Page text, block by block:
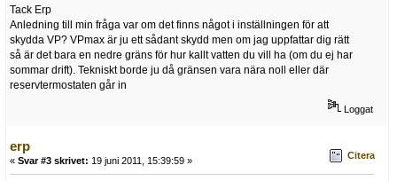
Tack Erp
Anledning till min fråga var om det finns något i inställningen för att
skydda VP? VPmax är ju ett sådant skydd men om jag uppfattar dig rätt
så är det bara en nedre gräns för hur kallt vatten du vill ha (om du ej har
sommar drift). Tekniskt borde ju då gränsen vara nära noll eller där
reservtermostaten går in
Loggat
erp
« Svar #3 skrivet: 19 juni 2011, 15:39:59 » Citera